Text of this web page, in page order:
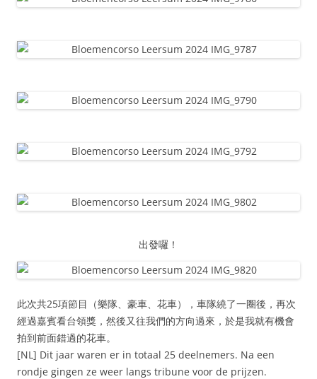
出發囉！
此次共25項節目（樂隊、豪車、花車），車隊繞了一圈後，再次
經過嘉賓看台領獎，然後又往我們的方向過來，於是我就有機會
拍到前面錯過的花車。
[NL] Dit jaar waren er in totaal 25 deelnemers. Na een
rondje gingen ze weer langs tribune voor de prijzen.